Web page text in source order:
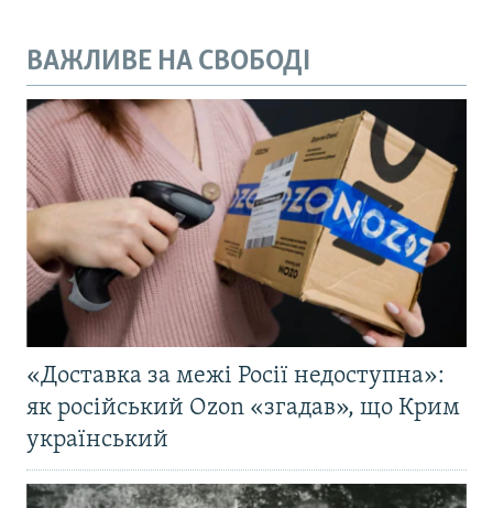
ВАЖЛИВЕ НА СВОБОДІ
«Доставка за межі Росії недоступна»:
як російський Ozon «згадав», що Крим
український